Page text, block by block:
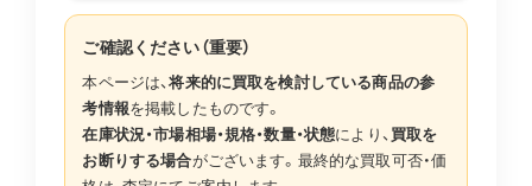
ご確認ください（重要）
本ページは、将来的に買取を検討している商品の参
考情報を掲載したものです。
在庫状況・市場相場・規格・数量・状態により、買取を
お断りする場合がございます。最終的な買取可否・価